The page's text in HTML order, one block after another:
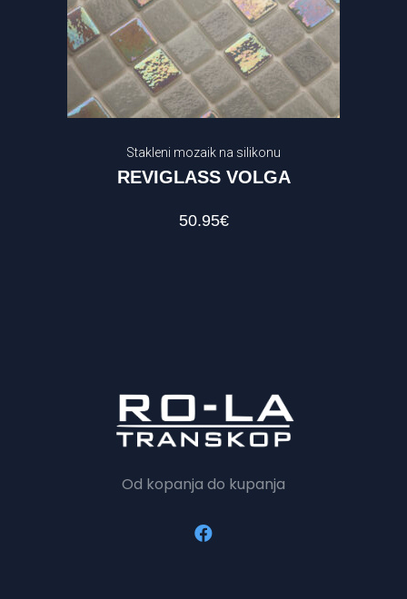
Stakleni mozaik na silikonu
REVIGLASS VOLGA
50.95€
Od kopanja do kupanja